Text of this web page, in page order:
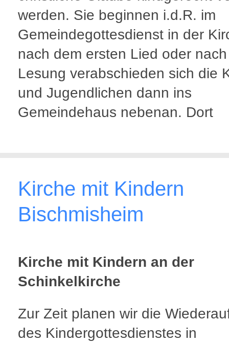
werden. Sie beginnen i.d.R. im
Gemeindegottesdienst in der
nach dem ersten Lied oder
Lesung verabschieden sich die
und Jugendlichen dann ins
Gemeindehaus nebenan. Dort
Kirche mit Kindern
Bischmisheim
Kirche mit Kindern an der
Schinkelkirche
Zur Zeit planen wir die
des Kindergottesdienstes in